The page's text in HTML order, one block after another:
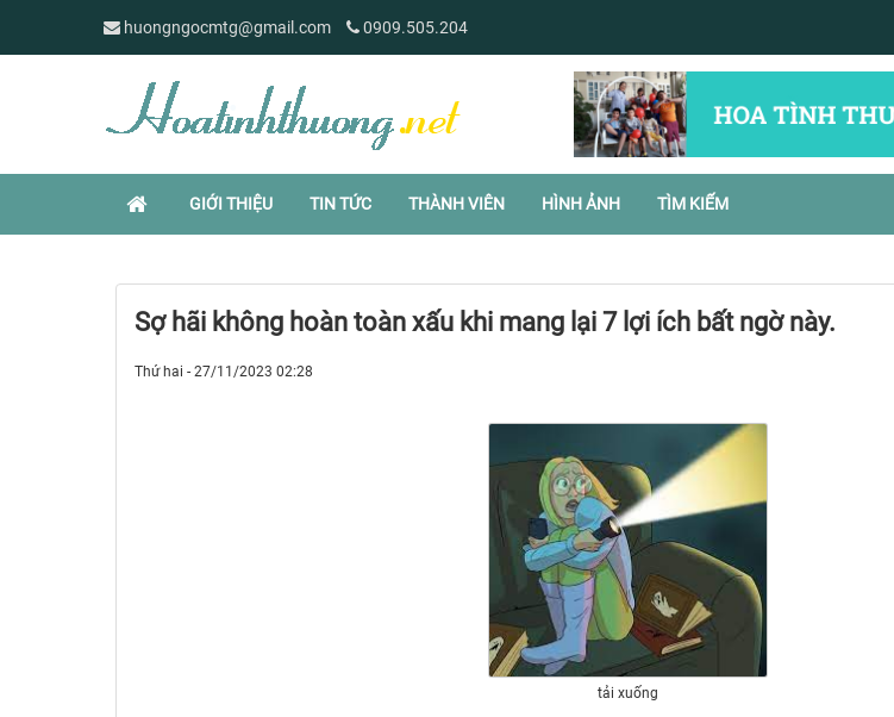
huongngocmtg@gmail.com 0909.505.204
GIỚI THIỆU TIN TỨC THÀNH VIÊN HÌNH ẢNH TÌM KIẾM
Sợ hãi không hoàn toàn xấu khi mang lại 7 lợi ích bất ngờ này.
Thứ hai - 27/11/2023 02:28
tải xuống